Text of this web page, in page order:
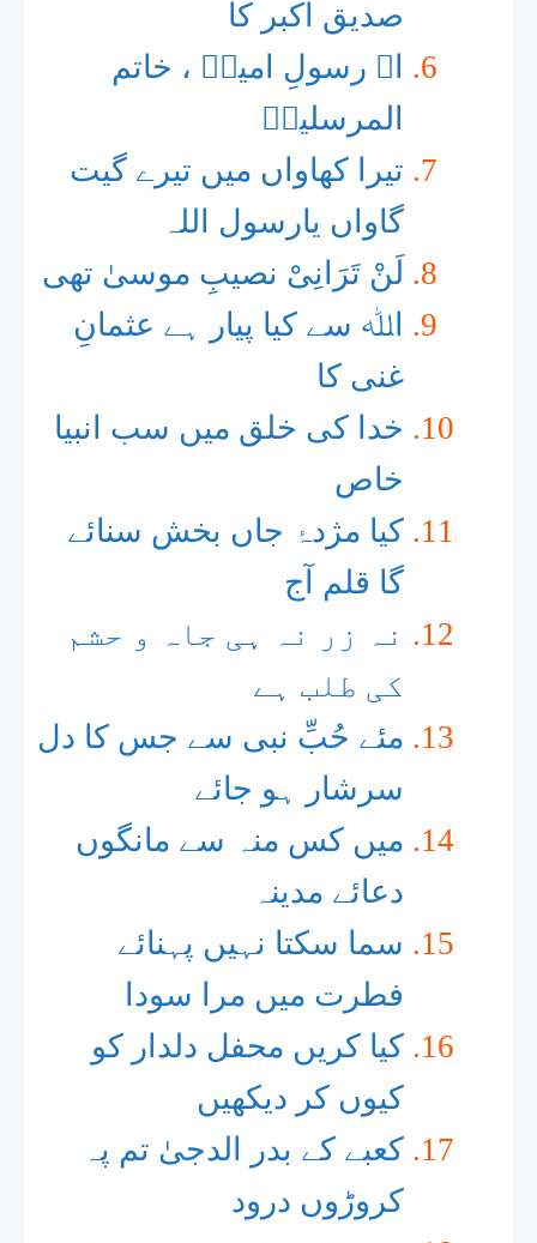
صدیق اکبر کا
اے رسولِ امیںؐ ، خاتم
المرسلیںؐ
تیرا کھاواں میں تیرے گیت
گاواں یارسول اللہ
لَنْ تَرَانِیْ نصیبِ موسیٰ تھی
اﷲ سے کیا پیار ہے عثمانِ
غنی کا
خدا کی خلق میں سب انبیا
خاص
کیا مژدۂ جاں بخش سنائے
گا قلم آج
نہ زر نہ ہی جاہ و حشم
کی طلب ہے
مئے حُبِّ نبی سے جس کا دل
سرشار ہو جائے
میں کس منہ سے مانگوں
دعائے مدینہ
سما سکتا نہیں پہنائے
فطرت میں مرا سودا
کیا کریں محفل دلدار کو
کیوں کر دیکھیں
کعبے کے بدر الدجیٰ تم پہ
کروڑوں درود